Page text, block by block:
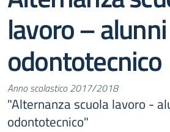
lavoro –
odontotecnico
Anno scolastico 2017/2018
"Alternanza scuola lavoro -
odontotecnico"